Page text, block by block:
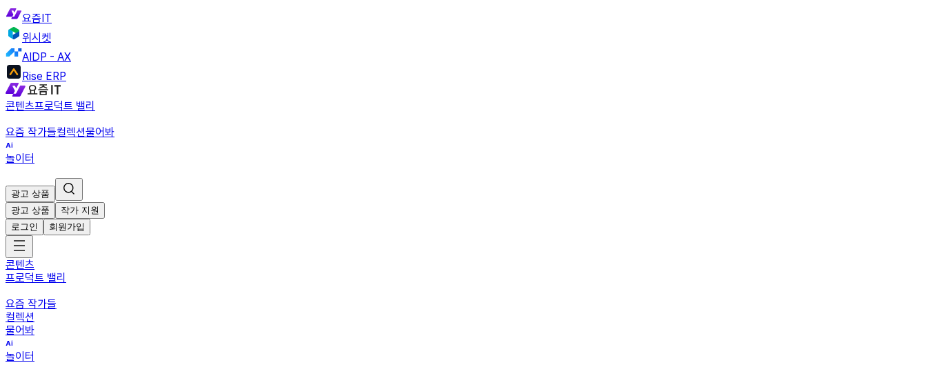
요즘IT
위시켓
AIDP - AX
Rise ERP
콘텐츠프로덕트 밸리
요즘 작가들컬렉션물어봐
놀이터
광고 상품
광고 상품
작가 지원
로그인
회원가입
콘텐츠
프로덕트 밸리
요즘 작가들
컬렉션
물어봐
놀이터